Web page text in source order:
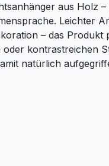
aus Holz
Leichter
– das
kontrastreichen
natürlich